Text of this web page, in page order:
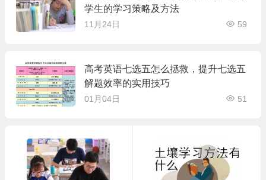
学生的学习策略及方法
11月24日 59
高考英语七选五怎么拯救，提升七选五
解题效率的实用技巧
01月04日 51